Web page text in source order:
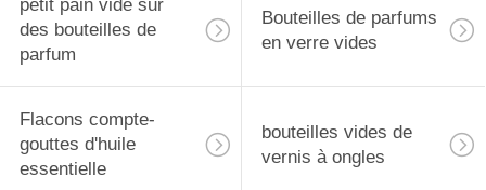
petit pain vide sur
des bouteilles de
parfum
Bouteilles de parfums
en verre vides
Flacons compte-
gouttes d'huile
essentielle
bouteilles vides de
vernis à ongles